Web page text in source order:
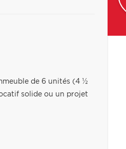
de 6 unités (4 ½
solide ou un projet